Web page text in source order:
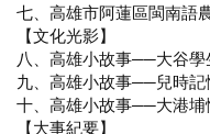
七、高雄市阿蓮區閩南語
【文化光影】
八、高雄小故事──大谷
九、高雄小故事──兒時
十、高雄小故事──大港埔
【大事紀要】